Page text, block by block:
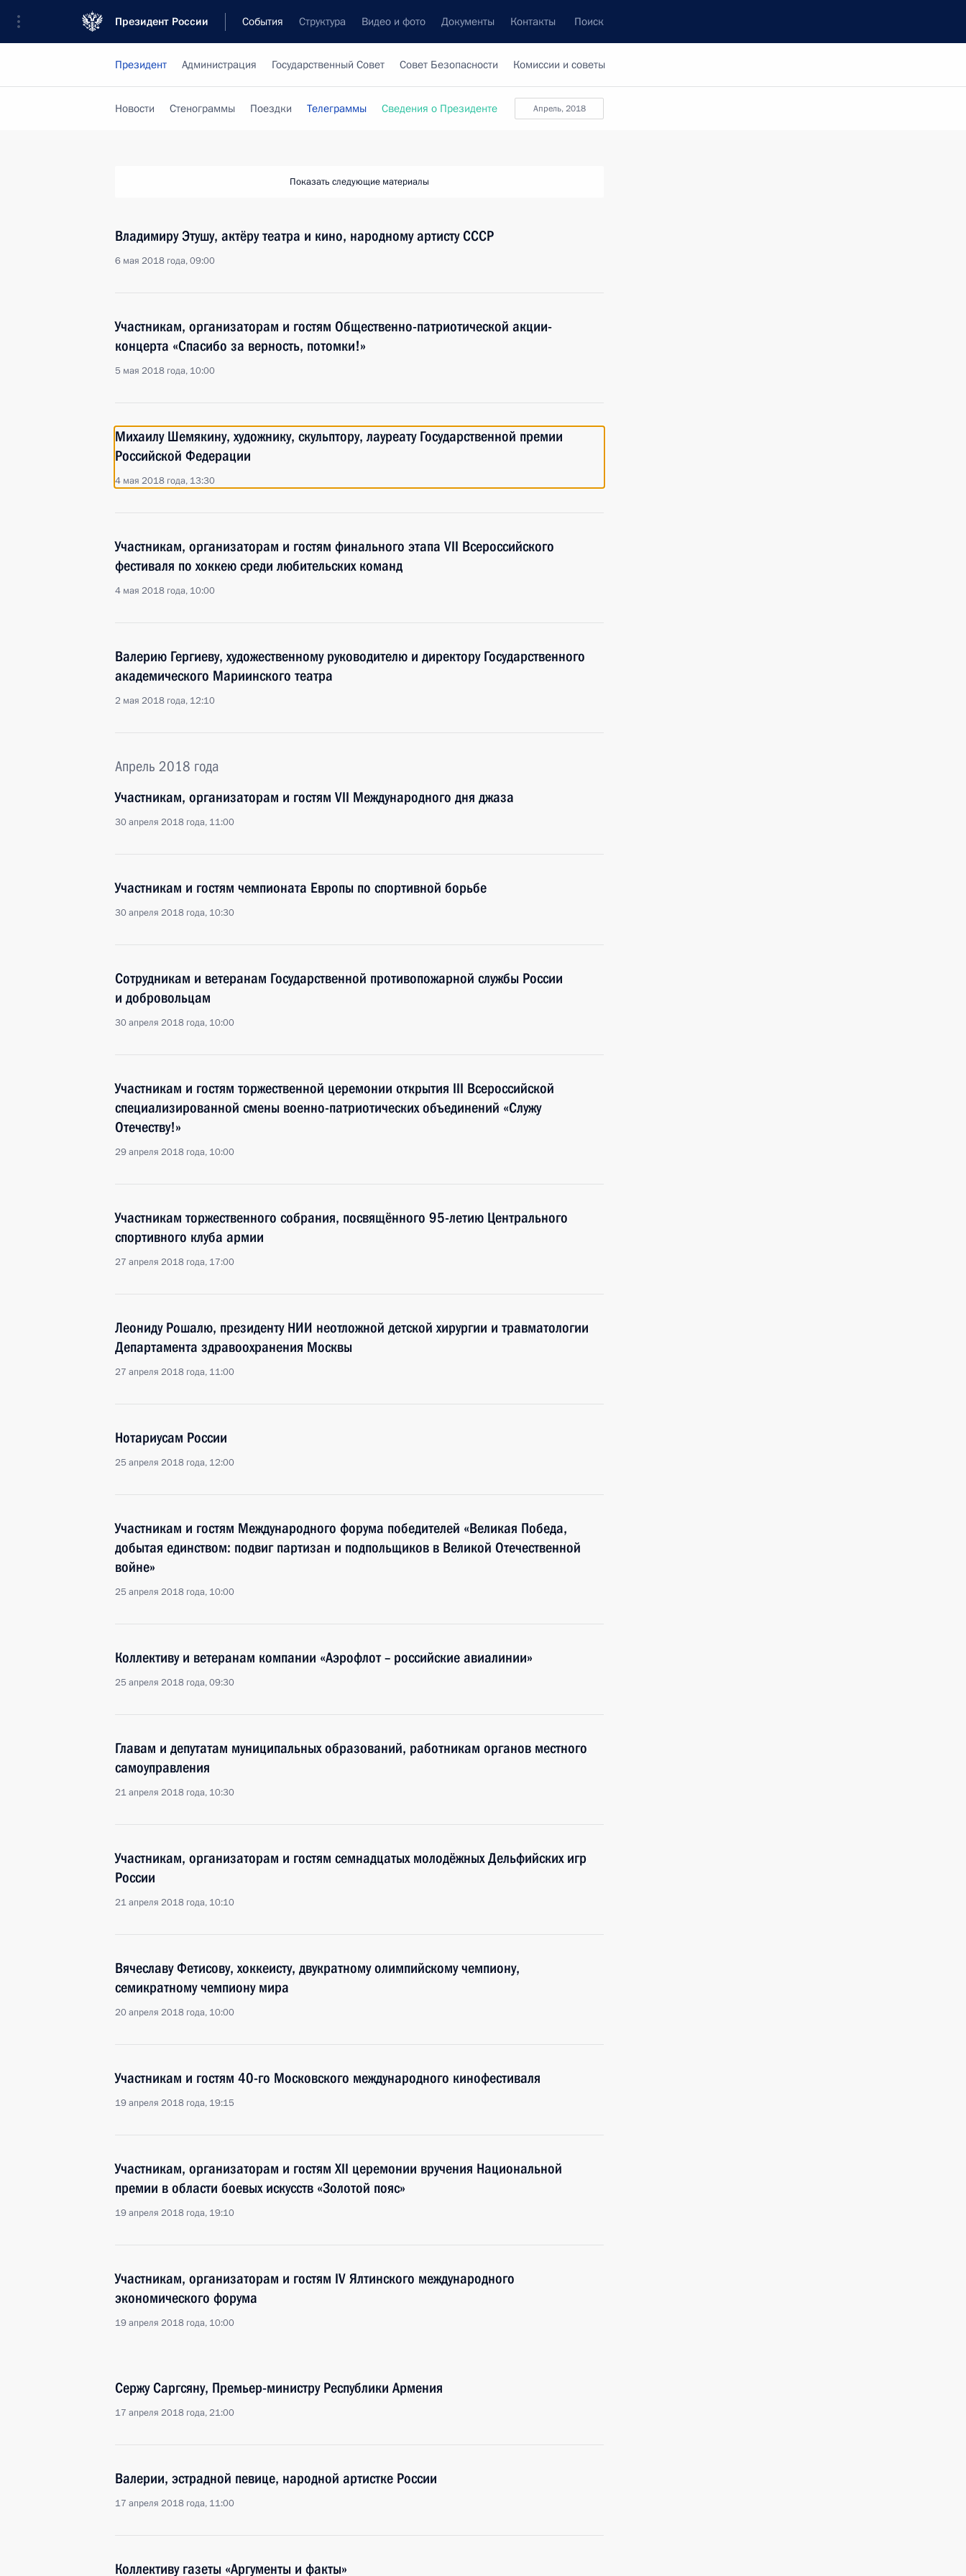
Президент России События Структура Видео и фото Документы Контакты Поиск
Президент Администрация Государственный Совет Совет Безопасности Комиссии и советы
апрель, 2018
Новости Стенограммы Поездки Телеграммы Сведения о Президенте
Показать следующие материалы
Владимиру Этушу, актёру театра и кино, народному артисту СССР
6 мая 2018 года, 09:00
Участникам, организаторам и гостям Общественно-патриотической акции-
концерта «Спасибо за верность, потомки!»
5 мая 2018 года, 10:00
Михаилу Шемякину, художнику, скульптору, лауреату Государственной премии
Российской Федерации
4 мая 2018 года, 13:30
Участникам, организаторам и гостям финального этапа VII Всероссийского
фестиваля по хоккею среди любительских команд
4 мая 2018 года, 10:00
Валерию Гергиеву, художественному руководителю и директору Государственного
академического Мариинского театра
2 мая 2018 года, 12:10
Апрель 2018 года
Участникам, организаторам и гостям VII Международного дня джаза
30 апреля 2018 года, 11:00
Участникам и гостям чемпионата Европы по спортивной борьбе
30 апреля 2018 года, 10:30
Сотрудникам и ветеранам Государственной противопожарной службы России
и добровольцам
30 апреля 2018 года, 10:00
Участникам и гостям торжественной церемонии открытия III Всероссийской
специализированной смены военно-патриотических объединений «Служу
Отечеству!»
29 апреля 2018 года, 10:00
Участникам торжественного собрания, посвящённого 95-летию Центрального
спортивного клуба армии
27 апреля 2018 года, 17:00
Леониду Рошалю, президенту НИИ неотложной детской хирургии и травматологии
Департамента здравоохранения Москвы
27 апреля 2018 года, 11:00
Нотариусам России
25 апреля 2018 года, 12:00
Участникам и гостям Международного форума победителей «Великая Победа,
добытая единством: подвиг партизан и подпольщиков в Великой Отечественной
войне»
25 апреля 2018 года, 10:00
Коллективу и ветеранам компании «Аэрофлот – российские авиалинии»
25 апреля 2018 года, 09:30
Главам и депутатам муниципальных образований, работникам органов местного
самоуправления
21 апреля 2018 года, 10:30
Участникам, организаторам и гостям семнадцатых молодёжных Дельфийских игр
России
21 апреля 2018 года, 10:10
Вячеславу Фетисову, хоккеисту, двукратному олимпийскому чемпиону,
семикратному чемпиону мира
20 апреля 2018 года, 10:00
Участникам и гостям 40-го Московского международного кинофестиваля
19 апреля 2018 года, 19:15
Участникам, организаторам и гостям XII церемонии вручения Национальной
премии в области боевых искусств «Золотой пояс»
19 апреля 2018 года, 19:10
Участникам, организаторам и гостям IV Ялтинского международного
экономического форума
19 апреля 2018 года, 10:00
Сержу Саргсяну, Премьер-министру Республики Армения
17 апреля 2018 года, 21:00
Валерии, эстрадной певице, народной артистке России
17 апреля 2018 года, 11:00
Коллективу газеты «Аргументы и факты»